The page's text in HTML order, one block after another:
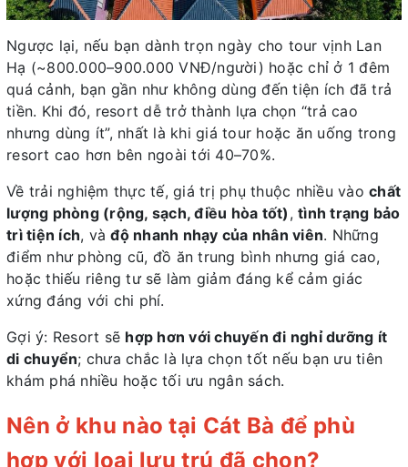
Ngược lại, nếu bạn dành trọn ngày cho tour vịnh Lan
Hạ (~800.000–900.000 VNĐ/người) hoặc chỉ ở 1 đêm
quá cảnh, bạn gần như không dùng đến tiện ích đã trả
tiền. Khi đó, resort dễ trở thành lựa chọn “trả cao
nhưng dùng ít”, nhất là khi giá tour hoặc ăn uống trong
resort cao hơn bên ngoài tới 40–70%.
Về trải nghiệm thực tế, giá trị phụ thuộc nhiều vào chất
lượng phòng (rộng, sạch, điều hòa tốt) , tình trạng bảo
trì tiện ích, vàđộ nhanh nhạy của nhân viên. Những
điểm như phòng cũ, đồ ăn trung bình nhưng giá cao,
hoặc thiếu riêng tư sẽ làm giảm đáng kể cảm giác
xứng đáng với chi phí.
Gợi ý: Resort sẽ hợp hơn với chuyến đi nghỉ dưỡng ít
di chuyển; chưa chắc là lựa chọn tốt nếu bạn ưu tiên
khám phá nhiều hoặc tối ưu ngân sách.
Nên ở khu nào tại Cát Bà để phù
hợp với loại lưu trú đã chọn?